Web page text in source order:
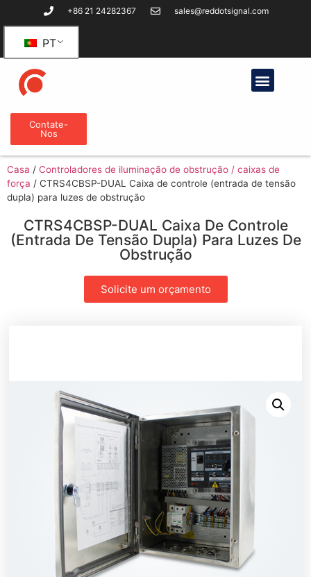
+86 21 24282367 sales@reddotsignal.com
PT
Contate-
Nos
Casa / Controladores de iluminação de obstrução / caixas de
força / CTRS4CBSP-DUAL Caixa de controle (entrada de tensão
dupla) para luzes de obstrução
CTRS4CBSP-DUAL Caixa De Controle
(entrada De Tensão Dupla) Para Luzes De
Obstrução
Solicite um orçamento